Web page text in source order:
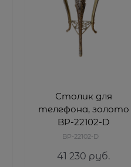
Столик для
телефона, золото
BP-22102-D
BP-22102-D
41 230 руб.